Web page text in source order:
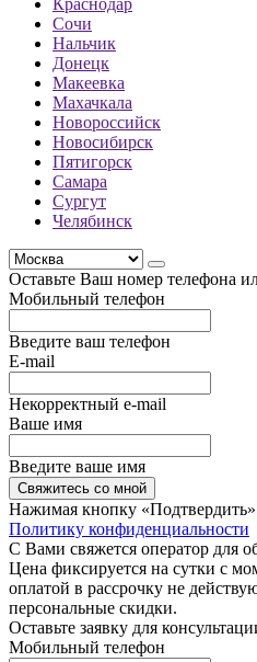
Сочи
Нальчик
Донецк
Макеевка
Махачкала
Новороссийск
Новосибирск
Пятигорск
Самара
Сургут
Челябинск
Оставьте Ваш номер телефона
Мобильный телефон
Введите ваш телефон
E-mail
Некорректный e-mail
Ваше имя
Введите ваше имя
Свяжитесь со мной
Нажимая кнопку
Политику конфиденциальности
С Вами свяжется оператор для
Цена фиксируется на сутки с
оплатой в рассрочку не
персональные скидки.
Оставьте заявку для
Мобильный телефон